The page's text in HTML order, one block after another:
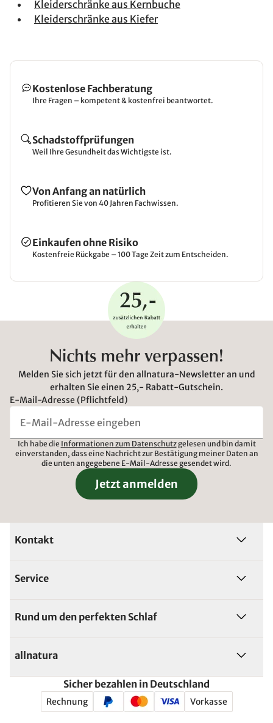
Kleiderschränke aus Kernbuche
Kleiderschränke aus Kiefer
Kostenlose Fachberatung
Ihre Fragen – kompetent & kostenfrei beantwortet.
Schadstoffprüfungen
Weil Ihre Gesundheit das Wichtigste ist.
Von Anfang an natürlich
Profitieren Sie von 40 Jahren Fachwissen.
Einkaufen ohne Risiko
Kostenfreie Rückgabe – 100 Tage Zeit zum Entscheiden.
Nichts mehr verpassen!
Melden Sie sich jetzt für den allnatura-Newsletter an und
erhalten Sie einen 25,- Rabatt-Gutschein.
E-Mail-Adresse (Pflichtfeld)
Ich habe die Informationen zum Datenschutzgelesen und bin damit
einverstanden, dass eine Nachricht zur Bestätigung meiner Daten an
die unten angegebene E-Mail-Adresse gesendet wird.
Jetzt anmelden
Kontakt
Service
Rund um den perfekten Schlaf
allnatura
Sicher bezahlen in Deutschland
Rechnung Vorkasse